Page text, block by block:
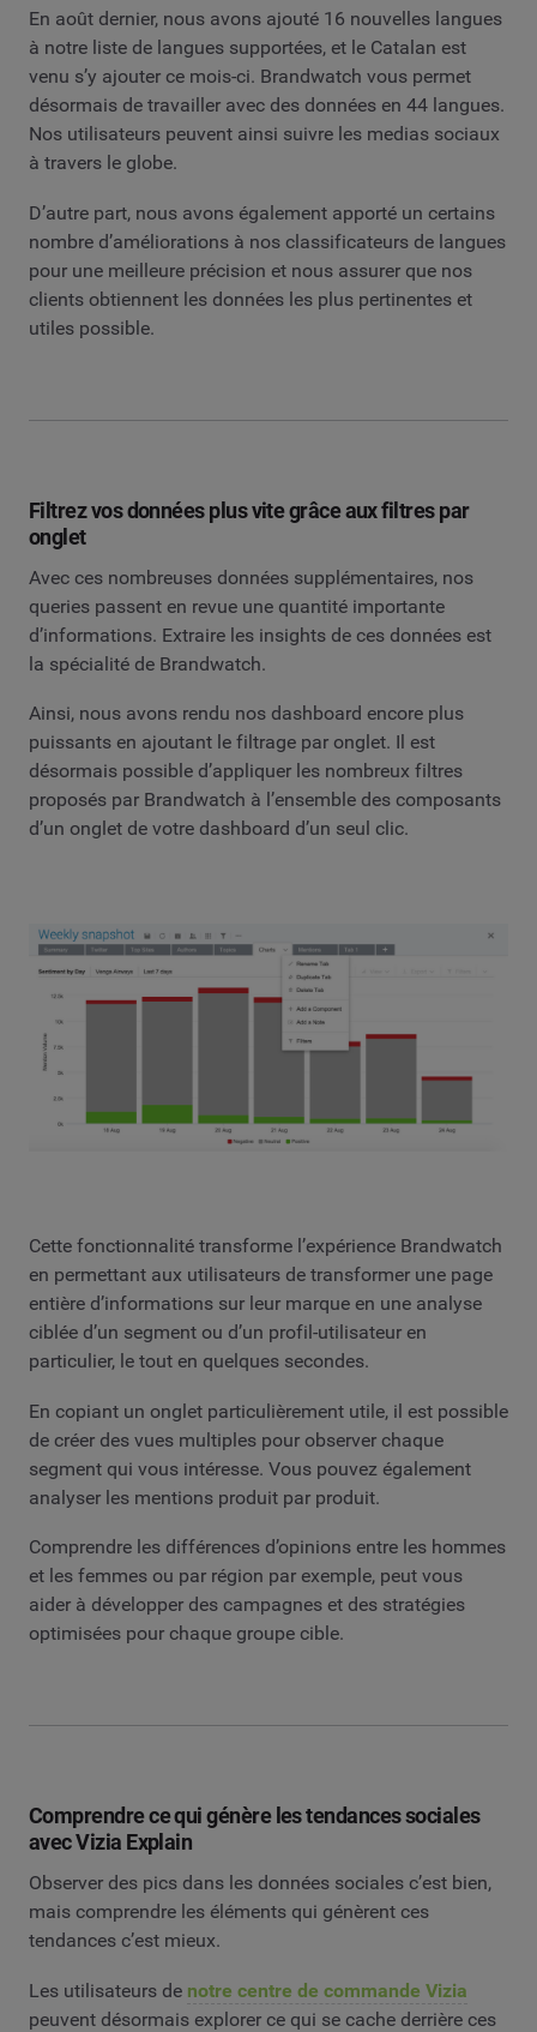
En août dernier, nous avons ajouté 16 nouvelles langues
à notre liste de langues supportées, et le Catalan est
venu s’y ajouter ce mois-ci. Brandwatch vous permet
désormais de travailler avec des données en 44 langues.
Nos utilisateurs peuvent ainsi suivre les medias sociaux
à travers le globe.
D’autre part, nous avons également apporté un certains
nombre d’améliorations à nos classificateurs de langues
pour une meilleure précision et nous assurer que nos
clients obtiennent les données les plus pertinentes et
utiles possible.
Filtrez vos données plus vite grâce aux filtres par
onglet
Avec ces nombreuses données supplémentaires, nos
queries passent en revue une quantité importante
d’informations. Extraire les insights de ces données est
la spécialité de Brandwatch.
Ainsi, nous avons rendu nos dashboard encore plus
puissants en ajoutant le filtrage par onglet. Il est
désormais possible d’appliquer les nombreux filtres
proposés par Brandwatch à l’ensemble des composants
d’un onglet de votre dashboard d’un seul clic.
Cette fonctionnalité transforme l’expérience Brandwatch
en permettant aux utilisateurs de transformer une page
entière d’informations sur leur marque en une analyse
ciblée d’un segment ou d’un profil-utilisateur en
particulier, le tout en quelques secondes.
En copiant un onglet particulièrement utile, il est possible
de créer des vues multiples pour observer chaque
segment qui vous intéresse. Vous pouvez également
analyser les mentions produit par produit.
Comprendre les différences d’opinions entre les hommes
et les femmes ou par région par exemple, peut vous
aider à développer des campagnes et des stratégies
optimisées pour chaque groupe cible.
Comprendre ce qui génère les tendances sociales
avec Vizia Explain
Observer des pics dans les données sociales c’est bien,
mais comprendre les éléments qui génèrent ces
tendances c’est mieux.
Les utilisateurs de notre centre de commande Vizia
peuvent désormais explorer ce qui se cache derrière ces